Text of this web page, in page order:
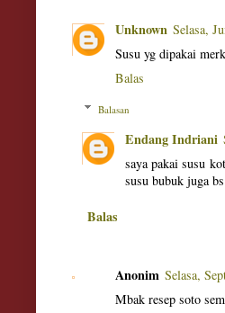
Unknown Selasa,
Susu yg dipakai
Balas
Balasan
Endang Indriani
saya pakai susu
susu bubuk juga
Balas
Anonim Selasa,
Mbak resep soto